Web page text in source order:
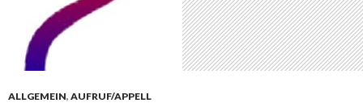
ALLGEMEIN, AUFRUF/APPELL